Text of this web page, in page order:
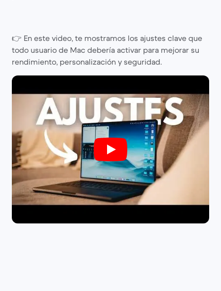
👉 En este video, te mostramos los ajustes clave que
todo usuario de Mac debería activar para mejorar su
rendimiento, personalización y seguridad.